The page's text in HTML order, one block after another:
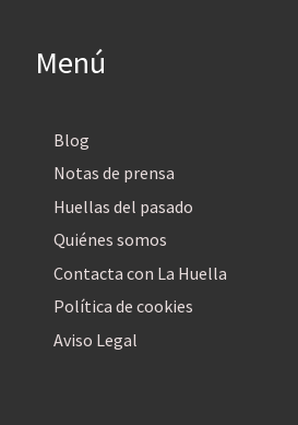
Menú
Blog
Notas de prensa
Huellas del pasado
Quiénes somos
Contacta con La Huella
Política de cookies
Aviso Legal